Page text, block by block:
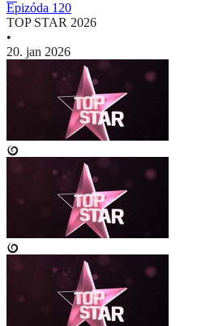
Epizóda 120
TOP STAR 2026
•
20. jan 2026